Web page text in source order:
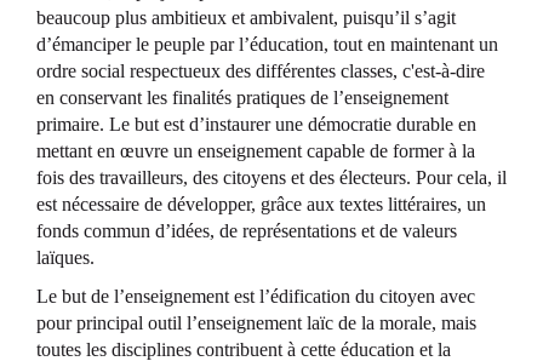
beaucoup plus ambitieux et ambivalent, puisqu’il s’agit
d’émanciper le peuple par l’éducation, tout en maintenant un
ordre social respectueux des différentes classes, c'est-à-dire
en conservant les finalités pratiques de l’enseignement
primaire. Le but est d’instaurer une démocratie durable en
mettant en œuvre un enseignement capable de former à la
fois des travailleurs, des citoyens et des électeurs. Pour cela, il
est nécessaire de développer, grâce aux textes littéraires, un
fonds commun d’idées, de représentations et de valeurs
laïques.
Le but de l’enseignement est l’édification du citoyen avec
pour principal outil l’enseignement laïc de la morale, mais
toutes les disciplines contribuent à cette éducation et la